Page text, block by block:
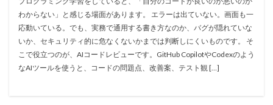
わからない」と感じる場面があります。 エラーは出ていない。画面も一
応動いている。でも、実務で通用する書き方なのか、バグが隠れていな
いか、セキュリティ的に危なくないかまでは判断しにくいものです。 そ
こで役立つのが、AIコードレビューです。GitHub CopilotやCodexのよう
なAIツールを使うと、コードの問題点、改善案、テスト観 […]